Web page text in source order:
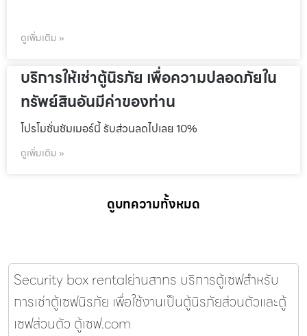
ดูเพิ่มเติม »
บริการให้เช่าตู้นิรภัย เพื่อความปลอดภัยใน
ทรัพย์สินอันมีค่าของท่าน
โปรโมชั่นชัมเมอร์นี้ รับส่วนลดไปเลย 10%
ดูเพิ่มเติม »
ดูบทความทั้งหมด
Security box rentalย่านสาทร บริการตู้เซฟสำหรับ
การเช่าตู้เซฟนิรภัย เพื่อใช้งานเป็นตู้นิรภัยส่วนตัวและตู้
เซฟส่วนตัว ตู้เซฟ.com